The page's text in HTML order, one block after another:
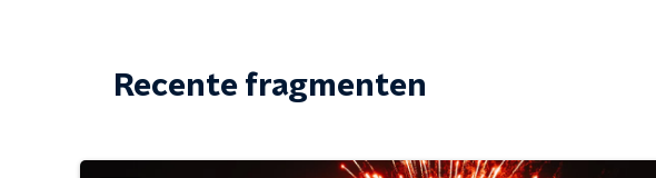
Recente fragmenten